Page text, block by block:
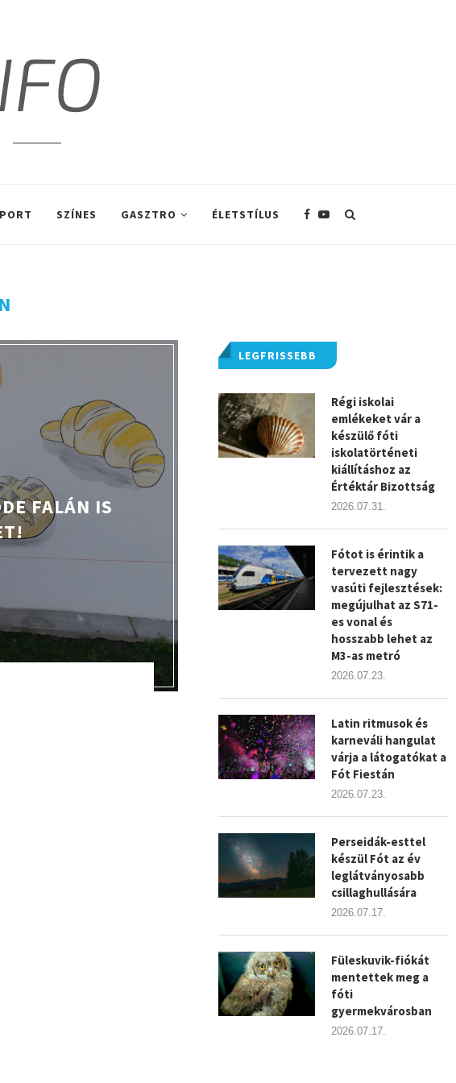
SZÍNES GASZTRO ÉLETSTÍLUS
FALÁN IS
LEGFRISSEBB
Régi iskolai
emlékeket vár a
készülő fóti
iskolatörténeti
kiállításhoz az
Értéktár Bizottság
2026.07.31.
Fótot is érintik a
tervezett nagy
vasúti fejlesztések:
megújulhat az S71-
es vonal és
hosszabb lehet az
M3-as metró
2026.07.23.
Latin ritmusok és
karneváli hangulat
várja a látogatókat a
Fót Fiestán
2026.07.23.
Perseidák-esttel
készül Fót az év
leglátványosabb
csillaghullására
2026.07.17.
Füleskuvik-fiókát
mentettek meg a
fóti
gyermekvárosban
2026.07.17.